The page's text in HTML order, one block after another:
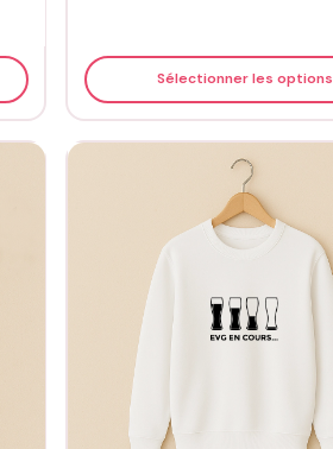
Sélectionner les options